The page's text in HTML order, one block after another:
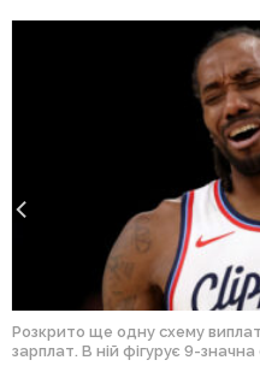
Розкрито ще одну схему
зарплат. В ній фігурує 9-значна